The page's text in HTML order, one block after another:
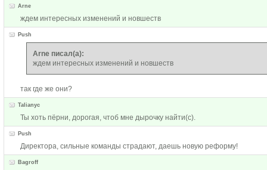
Arne
ждем интересных изменений и новшеств
Push
Arne писал(а):
ждем интересных изменений и новшеств
так где же они?
Talianyc
Ты хоть пёрни, дорогая, чтоб мне дырочку найти(с).
Push
Директора, сильные команды страдают, даешь новую реформу!
Bagroff